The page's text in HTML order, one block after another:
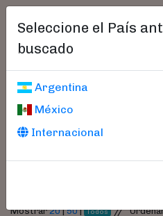
Seleccione el País
buscado
Argentina
México
Internacional
Libros
Parámetros
Mostrar20|50| Todos //